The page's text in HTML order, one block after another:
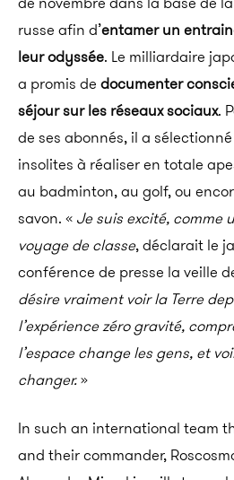
russe afin d’entamer un
leur odyssée. Le milliardaire
a promis de documenter
séjour sur les réseaux sociaux.
de ses abonnés, il a
insolites à réaliser en totale
au badminton, au golf, ou
savon. « Je suis excité, comme
voyage de classe, déclarait le
conférence de presse la veille
désire vraiment voir la Terre
l’expérience zéro gravité,
l’espace change les gens, et
changer.»
In such an international team
and their commander,